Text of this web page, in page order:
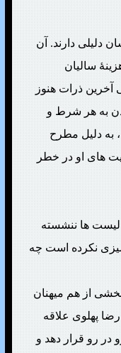
دلیلی دارند. آن
سالیان
آخرین ذرات هنوز
به هر شرط و
به دلیل مطرح
های او در خطر
ها ننشسته
نکرده است چه
بخشی از هم میهنان
پهلوی علاقه
در رو قرار دهد و